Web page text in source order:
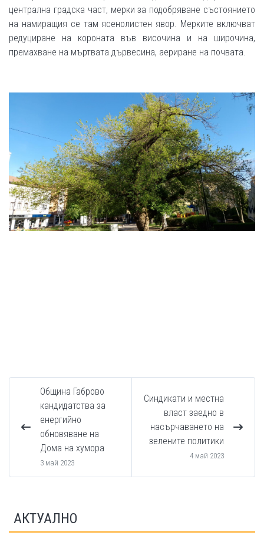
централна градска част, мерки за подобряване състоянието
на намиращия се там ясенолистен явор. Мерките включват
редуциране на короната във височина и на широчина,
премахване на мъртвата дървесина, аериране на почвата.
Община Габрово
кандидатства за
енергийно
обновяване на
Дома на хумора
3 май 2023
Синдикати и местна
власт заедно в
насърчаването на
зелените политики
4 май 2023
АКТУАЛНО